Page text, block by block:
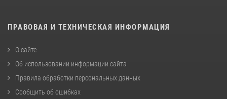
ПРАВОВАЯ И ТЕХНИЧЕСКАЯ ИНФОРМАЦИЯ
О сайте
Об использовании информации сайта
Правила обработки персональных данных
Сообщить об ошибках